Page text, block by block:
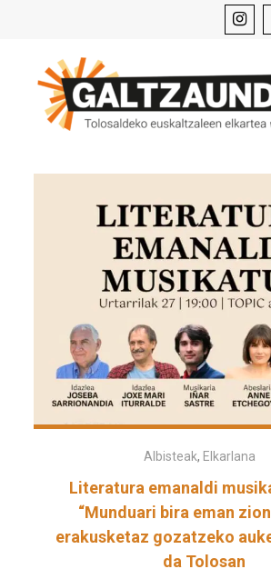
Albisteak, Elkarlana
Literatura emanaldi
“Munduari bira eman
erakusketaz gozatzeko
da Tolosan